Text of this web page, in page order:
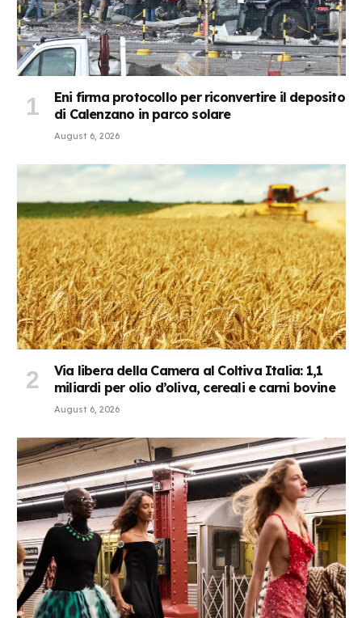
Eni firma protocollo per riconvertire il deposito
di Calenzano in parco solare
August 6, 2026
Via libera della Camera al Coltiva Italia: 1,1
miliardi per olio d’oliva, cereali e carni bovine
August 6, 2026